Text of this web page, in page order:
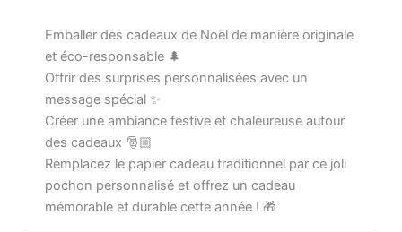
Emballer des cadeaux de Noël de manière originale
et éco-responsable 🌲
Offrir des surprises personnalisées avec un
message spécial ✨
Créer une ambiance festive et chaleureuse autour
des cadeaux 🎅🏼
Remplacez le papier cadeau traditionnel par ce joli
pochon personnalisé et offrez un cadeau
mémorable et durable cette année ! 🎁